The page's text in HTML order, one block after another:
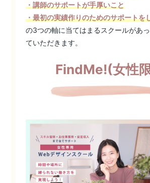
・講師のサポートが手厚いこと
・最初の実績作りのためのサポートを
の3つの軸に当てはまるスクールがあ
ていただきます。
FindMe!(女性